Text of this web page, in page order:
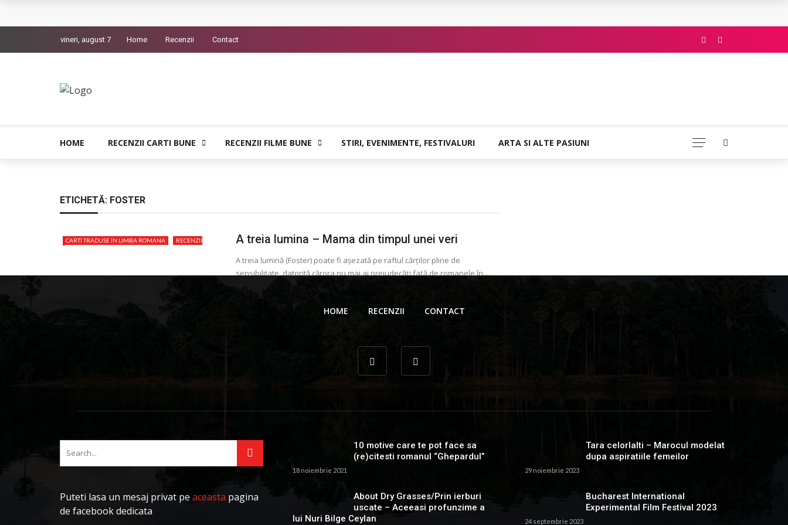
Queer – Un Burroughs sentimental
Luati-ma drept un vis. Povestiri in K. minor – Dor de Kafka
vineri, august 7 Home Recenzii Contact
HOME RECENZII CARTI BUNE RECENZII FILME BUNE STIRI, EVENIMENTE, FESTIVALURI ARTA SI ALTE PASIUNI
ETICHETĂ: FOSTER
CARTI TRADUSE IN LIMBA ROMANA
RECENZII
A treia lumina – Mama din timpul unei veri
A treia lumină (Foster) poate fi așezată pe raftul cărților pline de
sensibilitate, datorită cărora nu mai ai prejudecăți față de romanele în ...
HOME RECENZII CONTACT
Puteti lasa un mesaj privat pe aceasta pagina
de facebook dedicata
10 motive care te pot face sa
(re)citesti romanul “Ghepardul”
18 noiembrie 2021
About Dry Grasses/Prin ierburi
uscate – Aceeasi profunzime a
lui Nuri Bilge Ceylan
Tara celorlalti – Marocul modelat
dupa aspiratiile femeilor
29 noiembrie 2023
Bucharest International
Experimental Film Festival 2023
24 septembrie 2023